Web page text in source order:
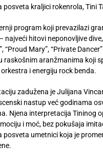
posveta kraljici rokenrola, Tini
program koji prevazilazi
najveći hitovi neponovljive
“Proud Mary”, “Private
raskošnim aranžmanima koji
i energiju rock benda.
zadužena je Julijana
nastup već godinama
Njena interpretacija Tininog
i moć, bez pokušaja
posveta umetnici koja je